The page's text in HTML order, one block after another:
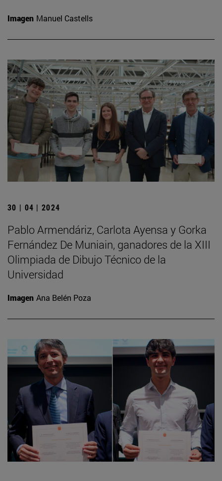
Imagen Manuel Castells
30 | 04 | 2024
Pablo Armendáriz, Carlota Ayensa y Gorka
Fernández De Muniain, ganadores de la XIII
Olimpiada de Dibujo Técnico de la
Universidad
Imagen Ana Belén Poza